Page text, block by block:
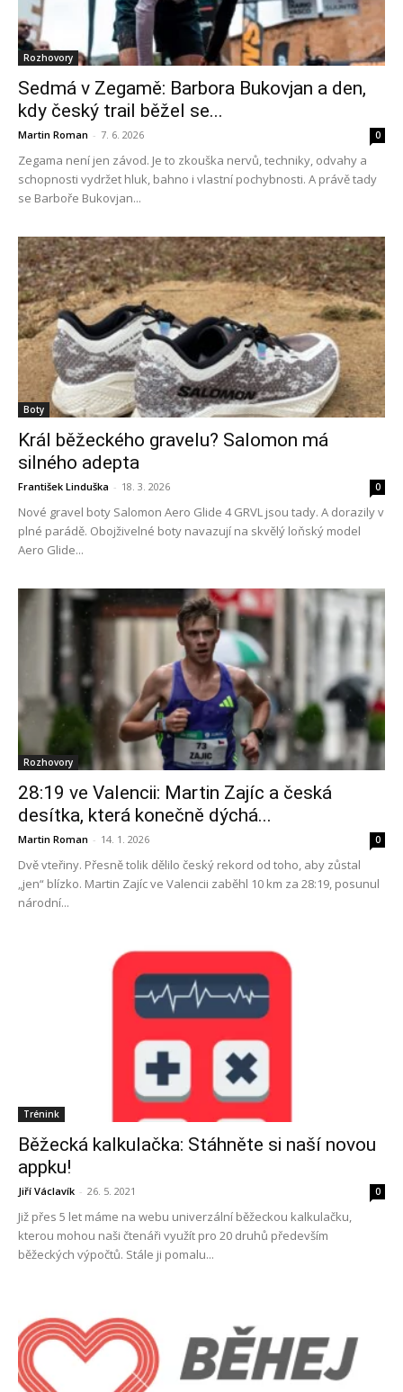
Rozhovory
Sedmá v Zegamě: Barbora Bukovjan a den,
kdy český trail běžel se...
Martin Roman - 7. 6. 2026 0
Zegama není jen závod. Je to zkouška nervů, techniky, odvahy a
schopnosti vydržet hluk, bahno i vlastní pochybnosti. A právě tady
se Barboře Bukovjan...
Boty
Král běžeckého gravelu? Salomon má
silného adepta
František Linduška - 18. 3. 2026 0
Nové gravel boty Salomon Aero Glide 4 GRVL jsou tady. A dorazily v
plné parádě. Obojživelné boty navazují na skvělý loňský model
Aero Glide...
Rozhovory
28:19 ve Valencii: Martin Zajíc a česká
desítka, která konečně dýchá...
Martin Roman - 14. 1. 2026 0
Dvě vteřiny. Přesně tolik dělilo český rekord od toho, aby zůstal
„jen“ blízko. Martin Zajíc ve Valencii zaběhl 10 km za 28:19, posunul
národní...
Trénink
Běžecká kalkulačka: Stáhněte si naší novou
appku!
Jiří Václavík - 26. 5. 2021 0
Již přes 5 let máme na webu univerzální běžeckou kalkulačku,
kterou mohou naši čtenáři využít pro 20 druhů především
běžeckých výpočtů. Stále ji pomalu...